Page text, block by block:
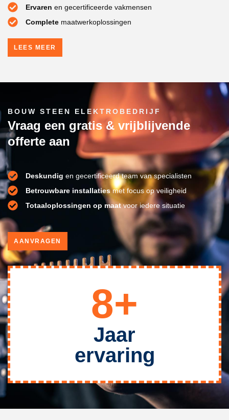
Ervaren en gecertificeerde vakmensen
Complete maatwerkoplossingen
LEES MEER
BOUW STEEN ELEKTROBEDRIJF
Vraag een gratis & vrijblijvende
offerte aan
Deskundig en gecertificeerd team van specialisten
Betrouwbare installatiesmet focus op veiligheid
Totaaloplossingen op maatvoor iedere situatie
AANVRAGEN
8+
Jaar
ervaring